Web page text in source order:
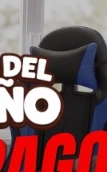
Todas
cambio.
Ver mas